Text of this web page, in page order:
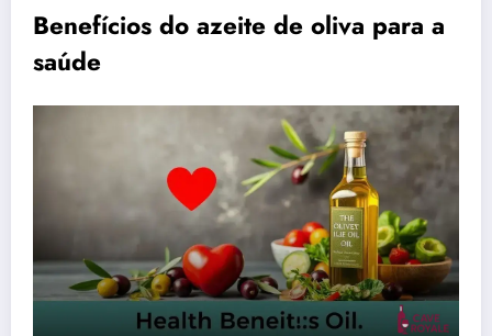
Benefícios do azeite de oliva para a
saúde